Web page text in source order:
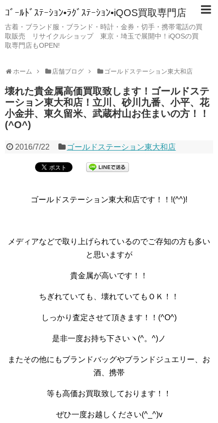
ｺﾞｰﾙﾄﾞｽﾃｰｼｮﾝ•ﾗｸﾞｽﾃｰｼｮﾝ•iQOS買取専門店
古着・ブランド服・ブランド・時計・金券・切手・携帯電話の買
取販売 リサイクルショップ 東京・埼玉で展開中！iQOSの買
取専門店もOPEN!
ホーム 店舗ブログ ゴールドステーション東大和店
壊れた貴金属高価買取致します！ゴールドステ
ーション東大和店！立川、砂川九番、小平、花
小金井、東久留米、武蔵村山お住まいの方！！
(^O^)
2016/7/22 ゴールドステーション東大和店
ゴールドステーション東大和店です！！!(^^)!
メディアなどで取り上げられているのでご存知の方も多い
と思いますが
貴金属が高いです！！
ちぎれていても、壊れていてもＯＫ！！
しっかり査定させて頂きます！！(^O^)
是非一度お持ち下さいヽ(^。^)ノ
またその他にもブランドバッグやブランドジュエリー、お
酒、携帯
等も高価お買取致しております！！
ぜひ一度お越しください(^_^)v